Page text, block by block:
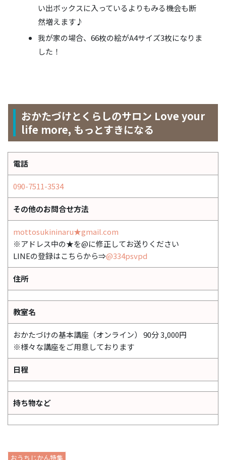
い出ボックスに入っているよりもみる機会も断
然増えます♪
我が家の場合、66枚の絵がA4サイズ3枚になりま
した！
おかたづけとくらしのサロン Love your
life more, もっとすきになる
電話
090-7511-3534
その他のお問合せ方法
mottosukininaru★gmail.com
※アドレス中の★を@に修正してお送りください
LINEの登録はこちらから⇒@334psvpd
住所
教室名
おかたづけの基本講座（オンライン） 90分 3,000円
※様々な講座をご用意しております
日程
持ち物など
おうちじかん特集